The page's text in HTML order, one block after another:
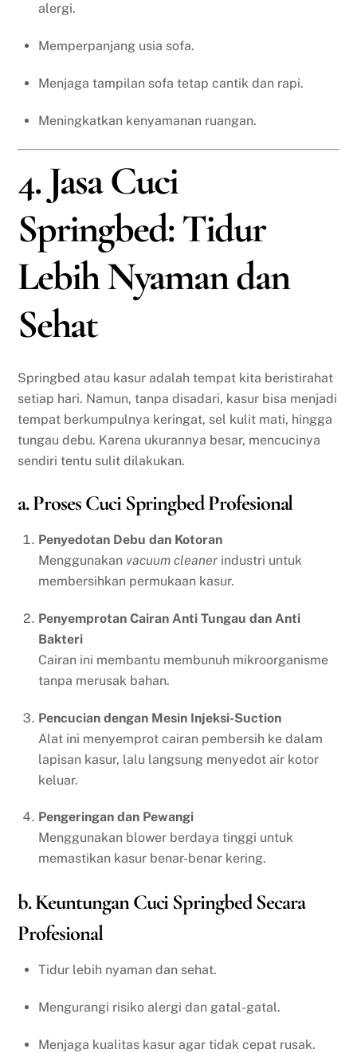
alergi.
Memperpanjang usia sofa.
Menjaga tampilan sofa tetap cantik dan rapi.
Meningkatkan kenyamanan ruangan.
4. Jasa Cuci
Springbed: Tidur
Lebih Nyaman dan
Sehat
Springbed atau kasur adalah tempat kita beristirahat
setiap hari. Namun, tanpa disadari, kasur bisa menjadi
tempat berkumpulnya keringat, sel kulit mati, hingga
tungau debu. Karena ukurannya besar, mencucinya
sendiri tentu sulit dilakukan.
a. Proses Cuci Springbed Profesional
Penyedotan Debu dan Kotoran
Menggunakan vacuum cleaner industri untuk
membersihkan permukaan kasur.
Penyemprotan Cairan Anti Tungau dan Anti
Bakteri
Cairan ini membantu membunuh mikroorganisme
tanpa merusak bahan.
Pencucian dengan Mesin Injeksi-Suction
Alat ini menyemprot cairan pembersih ke dalam
lapisan kasur, lalu langsung menyedot air kotor
keluar.
Pengeringan dan Pewangi
Menggunakan blower berdaya tinggi untuk
memastikan kasur benar-benar kering.
b. Keuntungan Cuci Springbed Secara
Profesional
Tidur lebih nyaman dan sehat.
Mengurangi risiko alergi dan gatal-gatal.
Menjaga kualitas kasur agar tidak cepat rusak.